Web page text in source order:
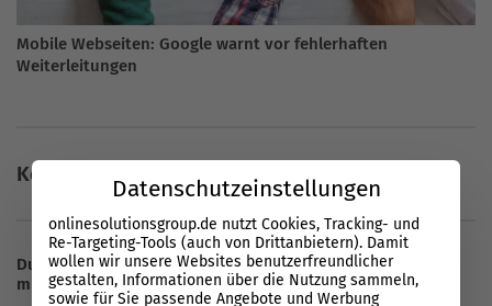
Mobile Webseiten: Google warnt vor fehlerhaften
Weiterleitungen
Keine Kommentare vorhanden
Du hast eine Frage oder eine Meinung zum Artikel? Teile sie
mit uns!
Datenschutzeinstellungen
onlinesolutionsgroup.de nutzt Cookies, Tracking- und
Re-Targeting-Tools (auch von Drittanbietern). Damit
wollen wir unsere Websites benutzerfreundlicher
gestalten, Informationen über die Nutzung sammeln,
sowie für Sie passende Angebote und Werbung